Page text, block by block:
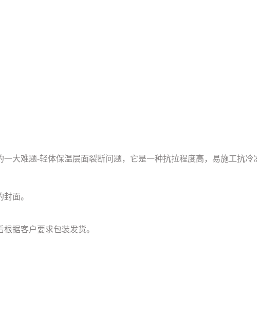
大难题-轻体保温层面裂断问题，它是一种抗拉程度高，易施工抗
面。
根据客户要求包装发货。